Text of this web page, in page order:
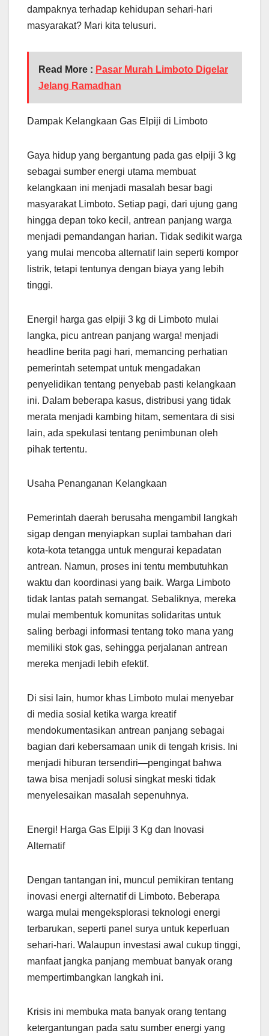
dampaknya terhadap kehidupan sehari-hari
masyarakat? Mari kita telusuri.
Read More : Pasar Murah Limboto Digelar
Jelang Ramadhan
Dampak Kelangkaan Gas Elpiji di Limboto
Gaya hidup yang bergantung pada gas elpiji 3 kg
sebagai sumber energi utama membuat
kelangkaan ini menjadi masalah besar bagi
masyarakat Limboto. Setiap pagi, dari ujung gang
hingga depan toko kecil, antrean panjang warga
menjadi pemandangan harian. Tidak sedikit warga
yang mulai mencoba alternatif lain seperti kompor
listrik, tetapi tentunya dengan biaya yang lebih
tinggi.
Energi! harga gas elpiji 3 kg di Limboto mulai
langka, picu antrean panjang warga! menjadi
headline berita pagi hari, memancing perhatian
pemerintah setempat untuk mengadakan
penyelidikan tentang penyebab pasti kelangkaan
ini. Dalam beberapa kasus, distribusi yang tidak
merata menjadi kambing hitam, sementara di sisi
lain, ada spekulasi tentang penimbunan oleh
pihak tertentu.
Usaha Penanganan Kelangkaan
Pemerintah daerah berusaha mengambil langkah
sigap dengan menyiapkan suplai tambahan dari
kota-kota tetangga untuk mengurai kepadatan
antrean. Namun, proses ini tentu membutuhkan
waktu dan koordinasi yang baik. Warga Limboto
tidak lantas patah semangat. Sebaliknya, mereka
mulai membentuk komunitas solidaritas untuk
saling berbagi informasi tentang toko mana yang
memiliki stok gas, sehingga perjalanan antrean
mereka menjadi lebih efektif.
Di sisi lain, humor khas Limboto mulai menyebar
di media sosial ketika warga kreatif
mendokumentasikan antrean panjang sebagai
bagian dari kebersamaan unik di tengah krisis. Ini
menjadi hiburan tersendiri—pengingat bahwa
tawa bisa menjadi solusi singkat meski tidak
menyelesaikan masalah sepenuhnya.
Energi! Harga Gas Elpiji 3 Kg dan Inovasi
Alternatif
Dengan tantangan ini, muncul pemikiran tentang
inovasi energi alternatif di Limboto. Beberapa
warga mulai mengeksplorasi teknologi energi
terbarukan, seperti panel surya untuk keperluan
sehari-hari. Walaupun investasi awal cukup tinggi,
manfaat jangka panjang membuat banyak orang
mempertimbangkan langkah ini.
Krisis ini membuka mata banyak orang tentang
ketergantungan pada satu sumber energi yang